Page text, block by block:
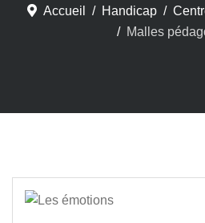
Accueil Handicap
Malles